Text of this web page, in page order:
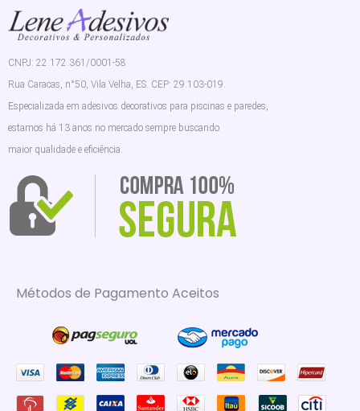
CNPJ: 22.172.361/0001-58
Rua Caracas, n°50, Vila Velha, ES. CEP: 29.103-019.
Especializada em adesivos decorativos para piscinas e paredes,
estamos há 13 anos no mercado sempre buscando
maior qualidade e eficiência.
Métodos de Pagamento Aceitos